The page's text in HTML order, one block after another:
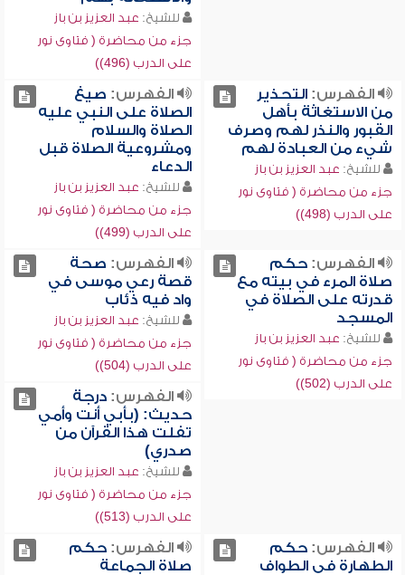
للشيخ: عبد العزيز بن باز
جزء من محاضرة ( فتاوى نور
على الدرب (496))
الفهرس:التحذير
من الاستغاثة بأهل
القبور والنذر لهم وصرف
شيء من العبادة لهم
للشيخ: عبد العزيز بن باز
جزء من محاضرة ( فتاوى نور
على الدرب (498))
الفهرس: صيغ
الصلاة على النبي عليه
الصلاة والسلام
ومشروعية الصلاة قبل
الدعاء
للشيخ: عبد العزيز بن باز
جزء من محاضرة ( فتاوى نور
على الدرب (499))
الفهرس:حكم
صلاة المرء في بيته مع
قدرته على الصلاة في
المسجد
للشيخ: عبد العزيز بن باز
جزء من محاضرة ( فتاوى نور
على الدرب (502))
الفهرس: صحة
قصة رعي موسى في
واد فيه ذئاب
للشيخ: عبد العزيز بن باز
جزء من محاضرة ( فتاوى نور
على الدرب (504))
الفهرس:درجة
حديث: (بأبي أنت وأمي
تفلت هذا القرآن من
صدري)
للشيخ: عبد العزيز بن باز
جزء من محاضرة ( فتاوى نور
على الدرب (513))
الفهرس:حكم
الطهارة في الطواف
الفهرس:حكم
صلاة الجماعة